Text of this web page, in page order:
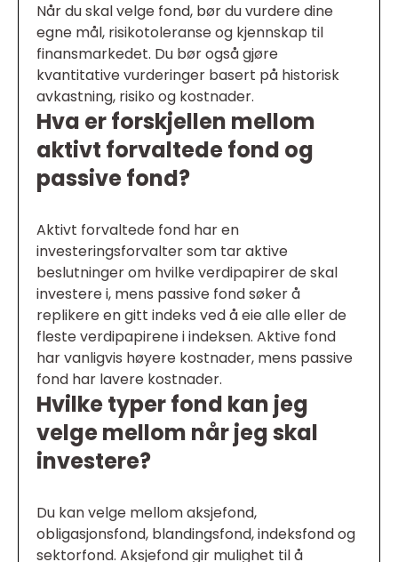
Når du skal velge fond, bør du vurdere dine
egne mål, risikotoleranse og kjennskap til
finansmarkedet. Du bør også gjøre
kvantitative vurderinger basert på historisk
avkastning, risiko og kostnader.
Hva er forskjellen mellom
aktivt forvaltede fond og
passive fond?
Aktivt forvaltede fond har en
investeringsforvalter som tar aktive
beslutninger om hvilke verdipapirer de skal
investere i, mens passive fond søker å
replikere en gitt indeks ved å eie alle eller de
fleste verdipapirene i indeksen. Aktive fond
har vanligvis høyere kostnader, mens passive
fond har lavere kostnader.
Hvilke typer fond kan jeg
velge mellom når jeg skal
investere?
Du kan velge mellom aksjefond,
obligasjonsfond, blandingsfond, indeksfond og
sektorfond. Aksjefond gir mulighet til å